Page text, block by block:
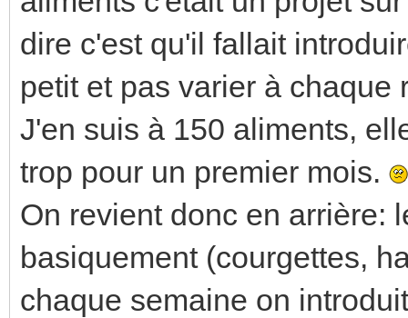
dire c'est qu'il fallait
petit et pas varier à
J'en suis à 150 aliments,
trop pour un premier mois.
On revient donc en arrière:
basiquement (courgettes,
chaque semaine on